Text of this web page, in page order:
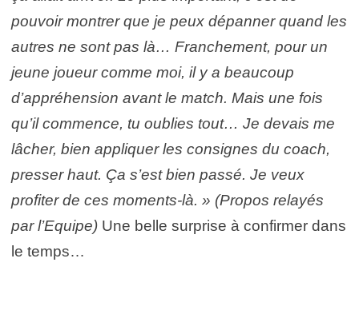
pouvoir montrer que je peux dépanner quand les
autres ne sont pas là… Franchement, pour un
jeune joueur comme moi, il y a beaucoup
d’appréhension avant le match. Mais une fois
qu’il commence, tu oublies tout… Je devais me
lâcher, bien appliquer les consignes du coach,
presser haut. Ça s’est bien passé. Je veux
profiter de ces moments-là. » (Propos relayés
par l’Equipe) Une belle surprise à confirmer dans
le temps…